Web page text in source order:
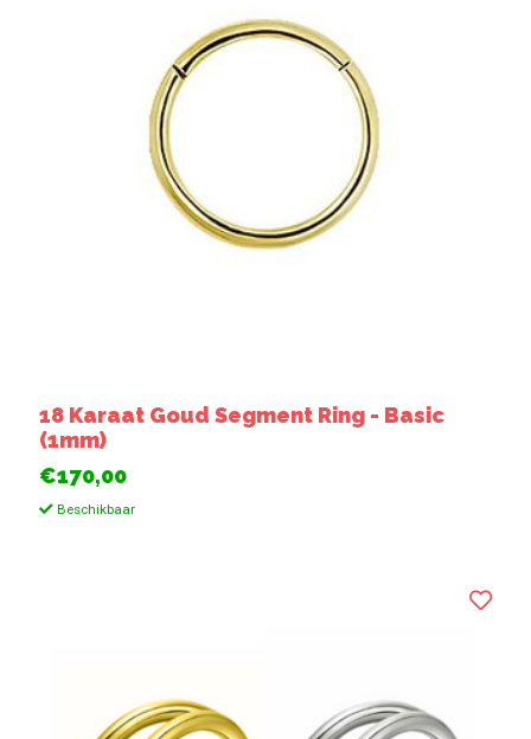
18 Karaat Goud Segment Ring - Basic
(1mm)
€170,00
Beschikbaar